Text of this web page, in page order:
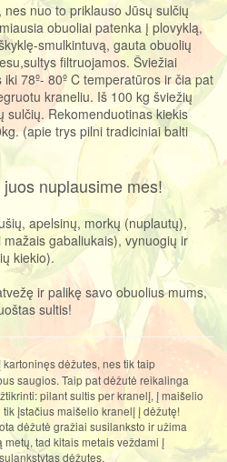
nuo to priklauso Jūsų sulčių
obuoliai patenka į plovyklą,
smulkintuvą, gauta obuolių
filtruojamos. Šviežiai
78º- 80º C temperatūros ir čia pat
kraneliu. Iš 100 kg šviežių
sulčių. Rekomenduotinas kiekis
(apie trys pilni tradiciniai balti
nuplausime mes!
apelsinų, morkų (nuplautų),
gabaliukais), vynuogių ir
kiekio).
ir palikę savo obuolius mums,
sultis!
dėžutes, nes tik taip
saugios. Taip pat dėžutė reikalinga
pilant sultis per kranelį, į maišelio
įstačius maišelio kranelį į dėžutę!
dėžutė gražiai susilanksto ir užima
tad kitais metais veždami į
dėžutes.